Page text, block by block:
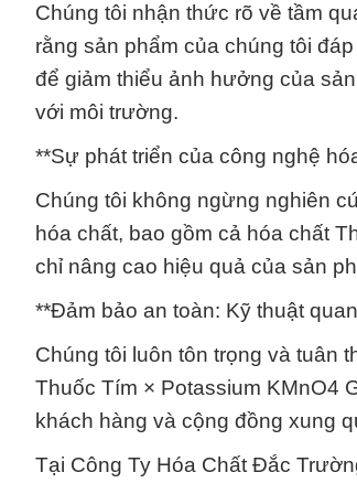
Chúng tôi nhận thức rõ về tầm
rằng sản phẩm của chúng tôi
để giảm thiểu ảnh hưởng của
với môi trường.
**Sự phát triển của công nghệ
Chúng tôi không ngừng nghiên
hóa chất, bao gồm cả hóa chất
chỉ nâng cao hiệu quả của sản
**Đảm bảo an toàn: Kỹ thuật
Chúng tôi luôn tôn trọng và tuân
Thuốc Tím × Potassium KMnO4
khách hàng và cộng đồng xung
Tại Công Ty Hóa Chất Đắc